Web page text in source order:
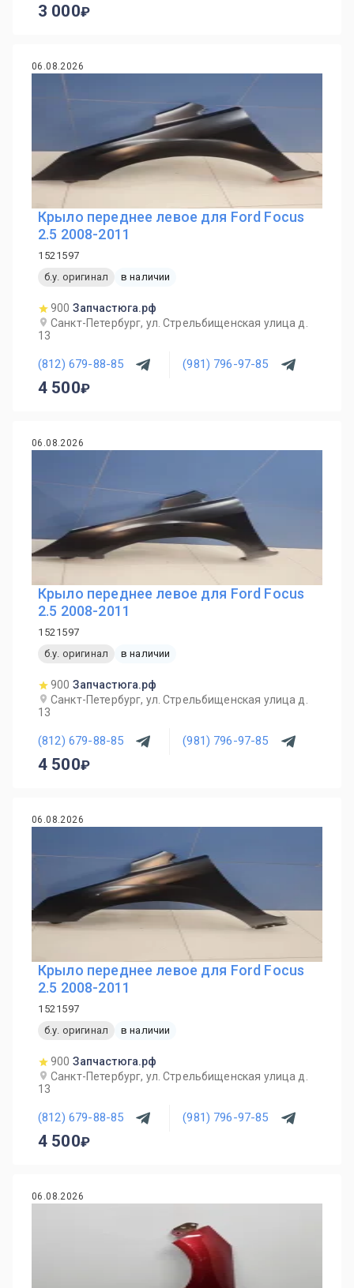
3 000
06.08.2026
Крыло переднее левое для Ford Focus
2.5 2008-2011
1521597
б.у. оригинал
в наличии
900 Запчастюга.рф
Санкт-Петербург, ул. Стрельбищенская улица д.
13
(812) 679-88-85 (981) 796-97-85
4 500
06.08.2026
Крыло переднее левое для Ford Focus
2.5 2008-2011
1521597
б.у. оригинал
в наличии
900 Запчастюга.рф
Санкт-Петербург, ул. Стрельбищенская улица д.
13
(812) 679-88-85 (981) 796-97-85
4 500
06.08.2026
Крыло переднее левое для Ford Focus
2.5 2008-2011
1521597
б.у. оригинал
в наличии
900 Запчастюга.рф
Санкт-Петербург, ул. Стрельбищенская улица д.
13
(812) 679-88-85 (981) 796-97-85
4 500
06.08.2026